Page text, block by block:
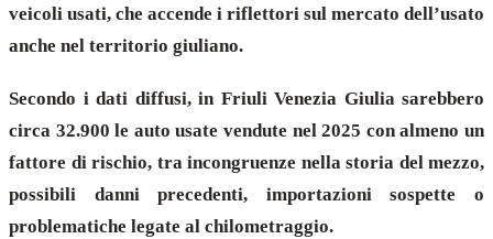
veicoli usati, che accende i riflettori sul mercato dell’usato
anche nel territorio giuliano.
Secondo i dati diffusi, in Friuli Venezia Giulia sarebbero
circa 32.900 le auto usate vendute nel 2025 con almeno un
fattore di rischio, tra incongruenze nella storia del mezzo,
possibili danni precedenti, importazioni sospette o
problematiche legate al chilometraggio.